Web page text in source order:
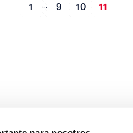
1 9 10 11